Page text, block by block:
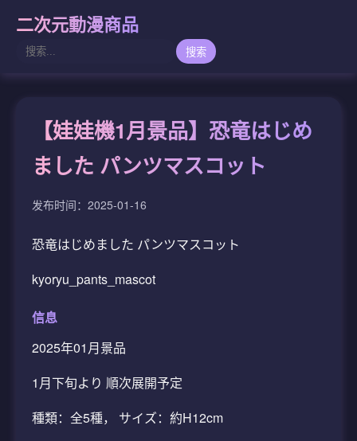
二次元動漫商品
搜索
【娃娃機1月景品】恐竜はじめ
ました パンツマスコット
发布时间：2025-01-16
恐竜はじめました パンツマスコット
kyoryu_pants_mascot
信息
2025年01月景品
1月下旬より 順次展開予定
種類：全5種， サイズ：約H12cm